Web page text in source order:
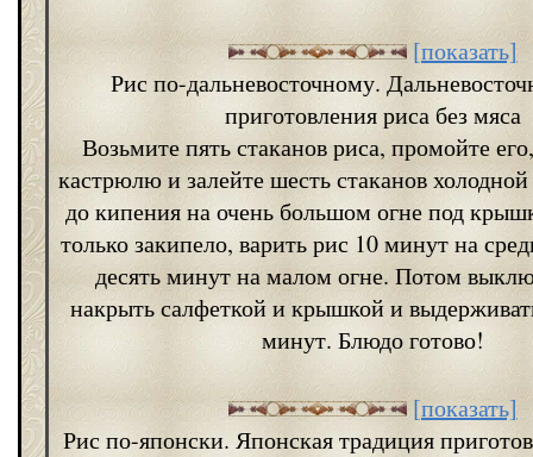
[показать]
Рис по-дальневосточному.
приготовления риса без мяса
Возьмите пять стаканов риса, промойте
кастрюлю и залейте шесть стаканов
до кипения на очень большом огне под
только закипело, варить рис 10 минут на
десять минут на малом огне. Потом
накрыть салфеткой и крышкой и
минут. Блюдо готово!
[показать]
Рис по-японски. Японская традиция